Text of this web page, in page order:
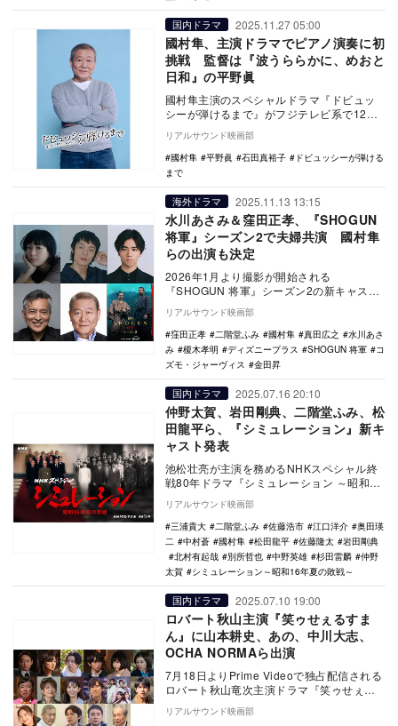
国内ドラマ 2025.11.27 05:00
國村隼、主演ドラマでピアノ演奏に初
挑戦 監督は『波うららかに、めおと
日和』の平野眞
國村隼主演のスペシャルドラマ『ドビュッ
シーが弾けるまで』がフジテレビ系で12月
24日に放送される。國村が演じるのは、商
店街で代々…
リアルサウンド映画部
國村隼
平野眞 石田真裕子
ドビュッシーが弾ける
まで
海外ドラマ 2025.11.13 13:15
水川あさみ＆窪田正孝、『SHOGUN
将軍』シーズン2で夫婦共演 國村隼
らの出演も決定
2026年1月より撮影が開始される
『SHOGUN 将軍』シーズン2の新キャスト
として、水川あさみ、窪田正孝、金田昇、
榎木孝明、國…
リアルサウンド映画部
窪田正孝
二階堂ふみ 國村隼 真田広之
水川あさ
み
榎木孝明 ディズニープラス SHOGUN 将軍
コ
ズモ・ジャーヴィス
金田昇
国内ドラマ 2025.07.16 20:10
仲野太賀、岩田剛典、二階堂ふみ、松
田龍平ら、『シミュレーション』新キ
ャスト発表
池松壮亮が主演を務めるNHKスペシャル終
戦80年ドラマ『シミュレーション ～昭和16
年夏の敗戦～』の新キャスト15名が発表さ
れ、…
リアルサウンド映画部
三浦貴大
二階堂ふみ 佐藤浩市 江口洋介
奥田瑛
二
中村蒼 國村隼 松田龍平 佐藤隆太
岩田剛典
北村有起哉
別所哲也 中野英雄 杉田雷麟
仲野
太賀
シミュレーション～昭和16年夏の敗戦～
国内ドラマ 2025.07.10 19:00
ロバート秋山主演『笑ゥせぇるすま
ん』に山本耕史、あの、中川大志、
OCHA NORMAら出演
7月18日よりPrime Videoで独占配信される
ロバート秋山竜次主演ドラマ『笑ゥせぇる
すまん』の各話ゲストとして、山本耕史、
…
リアルサウンド映画部